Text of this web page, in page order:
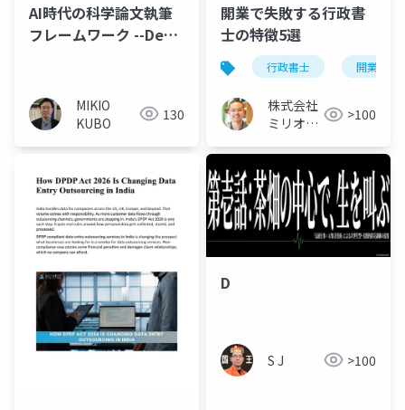
AI時代の科学論文執筆
フレームワーク --Deep
ーチ
MIKIO
KUBO
130
開業で失敗する行政書
士の特徴5選
行政書士 開業
株式会社
ミリオン
>100
D
S J >100